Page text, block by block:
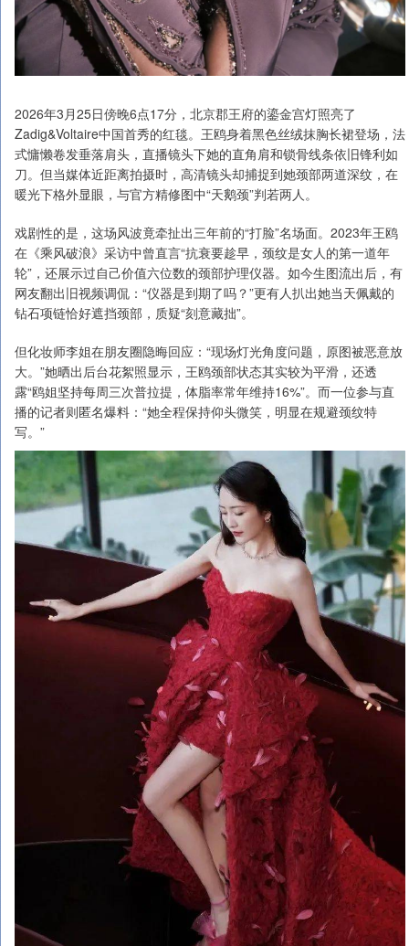
2026年3月25日傍晚6点17分，北京郡王府的鎏金宫灯照亮了
Zadig&Voltaire中国首秀的红毯。王鸥身着黑色丝绒抹胸长裙登场，法
式慵懒卷发垂落肩头，直播镜头下她的直角肩和锁骨线条依旧锋利如
刀。但当媒体近距离拍摄时，高清镜头却捕捉到她颈部两道深纹，在
暖光下格外显眼，与官方精修图中“天鹅颈”判若两人。
戏剧性的是，这场风波竟牵扯出三年前的“打脸”名场面。2023年王鸥
在《乘风破浪》采访中曾直言“抗衰要趁早，颈纹是女人的第一道年
轮”，还展示过自己价值六位数的颈部护理仪器。如今生图流出后，有
网友翻出旧视频调侃：“仪器是到期了吗？”更有人扒出她当天佩戴的
钻石项链恰好遮挡颈部，质疑“刻意藏拙”。
但化妆师李姐在朋友圈隐晦回应：“现场灯光角度问题，原图被恶意放
大。”她晒出后台花絮照显示，王鸥颈部状态其实较为平滑，还透
露“鸥姐坚持每周三次普拉提，体脂率常年维持16%”。而一位参与直
播的记者则匿名爆料：“她全程保持仰头微笑，明显在规避颈纹特
写。”